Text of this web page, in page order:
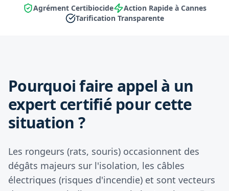
Agrément Certibiocide
Action Rapide à Cannes
Tarification Transparente
Pourquoi faire appel à un
expert certifié pour cette
situation ?
Les rongeurs (rats, souris) occasionnent des
dégâts majeurs sur l'isolation, les câbles
électriques (risques d'incendie) et sont vecteurs